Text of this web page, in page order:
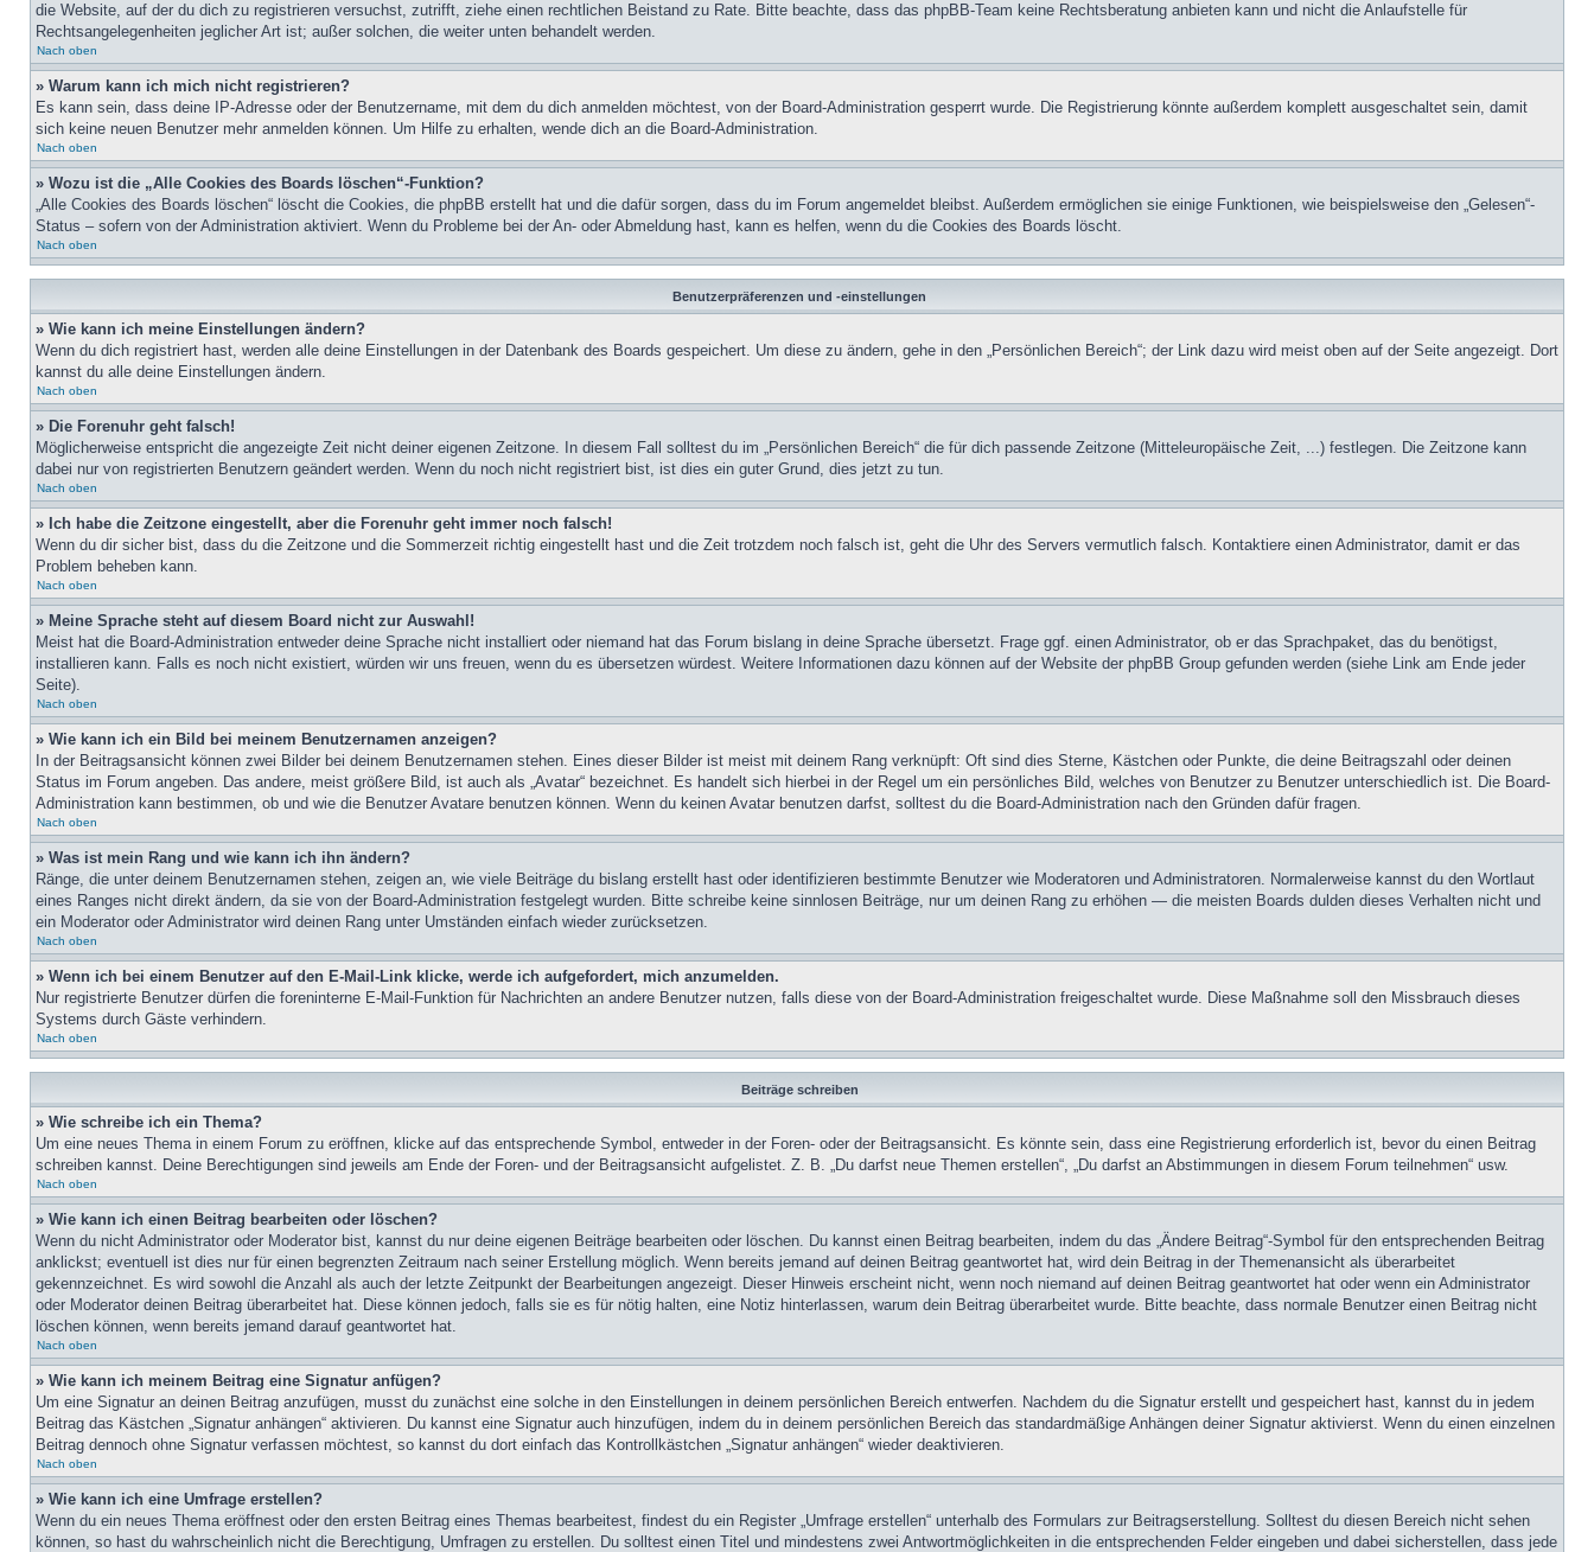
die Website, auf der du dich zu registrieren versuchst, zutrifft, ziehe einen rechtlichen Beistand zu Rate. Bitte beachte, dass das phpBB-Team keine Rechtsberatung anbieten kann und nicht die Anlaufstelle für
Rechtsangelegenheiten jeglicher Art ist; außer solchen, die weiter unten behandelt werden.
Nach oben
» Warum kann ich mich nicht registrieren?
Es kann sein, dass deine IP-Adresse oder der Benutzername, mit dem du dich anmelden möchtest, von der Board-Administration gesperrt wurde. Die Registrierung könnte außerdem komplett ausgeschaltet sein, damit
sich keine neuen Benutzer mehr anmelden können. Um Hilfe zu erhalten, wende dich an die Board-Administration.
Nach oben
» Wozu ist die „Alle Cookies des Boards löschen“-Funktion?
„Alle Cookies des Boards löschen“ löscht die Cookies, die phpBB erstellt hat und die dafür sorgen, dass du im Forum angemeldet bleibst. Außerdem ermöglichen sie einige Funktionen, wie beispielsweise den „Gelesen“-
Status – sofern von der Administration aktiviert. Wenn du Probleme bei der An- oder Abmeldung hast, kann es helfen, wenn du die Cookies des Boards löscht.
Nach oben
Benutzerpräferenzen und -einstellungen
» Wie kann ich meine Einstellungen ändern?
Wenn du dich registriert hast, werden alle deine Einstellungen in der Datenbank des Boards gespeichert. Um diese zu ändern, gehe in den „Persönlichen Bereich“; der Link dazu wird meist oben auf der Seite angezeigt. Dort
kannst du alle deine Einstellungen ändern.
Nach oben
» Die Forenuhr geht falsch!
Möglicherweise entspricht die angezeigte Zeit nicht deiner eigenen Zeitzone. In diesem Fall solltest du im „Persönlichen Bereich“ die für dich passende Zeitzone (Mitteleuropäische Zeit, ...) festlegen. Die Zeitzone kann
dabei nur von registrierten Benutzern geändert werden. Wenn du noch nicht registriert bist, ist dies ein guter Grund, dies jetzt zu tun.
Nach oben
» Ich habe die Zeitzone eingestellt, aber die Forenuhr geht immer noch falsch!
Wenn du dir sicher bist, dass du die Zeitzone und die Sommerzeit richtig eingestellt hast und die Zeit trotzdem noch falsch ist, geht die Uhr des Servers vermutlich falsch. Kontaktiere einen Administrator, damit er das
Problem beheben kann.
Nach oben
» Meine Sprache steht auf diesem Board nicht zur Auswahl!
Meist hat die Board-Administration entweder deine Sprache nicht installiert oder niemand hat das Forum bislang in deine Sprache übersetzt. Frage ggf. einen Administrator, ob er das Sprachpaket, das du benötigst,
installieren kann. Falls es noch nicht existiert, würden wir uns freuen, wenn du es übersetzen würdest. Weitere Informationen dazu können auf der Website der phpBB Group gefunden werden (siehe Link am Ende jeder
Seite).
Nach oben
» Wie kann ich ein Bild bei meinem Benutzernamen anzeigen?
In der Beitragsansicht können zwei Bilder bei deinem Benutzernamen stehen. Eines dieser Bilder ist meist mit deinem Rang verknüpft: Oft sind dies Sterne, Kästchen oder Punkte, die deine Beitragszahl oder deinen
Status im Forum angeben. Das andere, meist größere Bild, ist auch als „Avatar“ bezeichnet. Es handelt sich hierbei in der Regel um ein persönliches Bild, welches von Benutzer zu Benutzer unterschiedlich ist. Die Board-
Administration kann bestimmen, ob und wie die Benutzer Avatare benutzen können. Wenn du keinen Avatar benutzen darfst, solltest du die Board-Administration nach den Gründen dafür fragen.
Nach oben
» Was ist mein Rang und wie kann ich ihn ändern?
Ränge, die unter deinem Benutzernamen stehen, zeigen an, wie viele Beiträge du bislang erstellt hast oder identifizieren bestimmte Benutzer wie Moderatoren und Administratoren. Normalerweise kannst du den Wortlaut
eines Ranges nicht direkt ändern, da sie von der Board-Administration festgelegt wurden. Bitte schreibe keine sinnlosen Beiträge, nur um deinen Rang zu erhöhen — die meisten Boards dulden dieses Verhalten nicht und
ein Moderator oder Administrator wird deinen Rang unter Umständen einfach wieder zurücksetzen.
Nach oben
» Wenn ich bei einem Benutzer auf den E-Mail-Link klicke, werde ich aufgefordert, mich anzumelden.
Nur registrierte Benutzer dürfen die foreninterne E-Mail-Funktion für Nachrichten an andere Benutzer nutzen, falls diese von der Board-Administration freigeschaltet wurde. Diese Maßnahme soll den Missbrauch dieses
Systems durch Gäste verhindern.
Nach oben
Beiträge schreiben
» Wie schreibe ich ein Thema?
Um eine neues Thema in einem Forum zu eröffnen, klicke auf das entsprechende Symbol, entweder in der Foren- oder der Beitragsansicht. Es könnte sein, dass eine Registrierung erforderlich ist, bevor du einen Beitrag
schreiben kannst. Deine Berechtigungen sind jeweils am Ende der Foren- und der Beitragsansicht aufgelistet. Z. B. „Du darfst neue Themen erstellen“, „Du darfst an Abstimmungen in diesem Forum teilnehmen“ usw.
Nach oben
» Wie kann ich einen Beitrag bearbeiten oder löschen?
Wenn du nicht Administrator oder Moderator bist, kannst du nur deine eigenen Beiträge bearbeiten oder löschen. Du kannst einen Beitrag bearbeiten, indem du das „Ändere Beitrag“-Symbol für den entsprechenden Beitrag
anklickst; eventuell ist dies nur für einen begrenzten Zeitraum nach seiner Erstellung möglich. Wenn bereits jemand auf deinen Beitrag geantwortet hat, wird dein Beitrag in der Themenansicht als überarbeitet
gekennzeichnet. Es wird sowohl die Anzahl als auch der letzte Zeitpunkt der Bearbeitungen angezeigt. Dieser Hinweis erscheint nicht, wenn noch niemand auf deinen Beitrag geantwortet hat oder wenn ein Administrator
oder Moderator deinen Beitrag überarbeitet hat. Diese können jedoch, falls sie es für nötig halten, eine Notiz hinterlassen, warum dein Beitrag überarbeitet wurde. Bitte beachte, dass normale Benutzer einen Beitrag nicht
löschen können, wenn bereits jemand darauf geantwortet hat.
Nach oben
» Wie kann ich meinem Beitrag eine Signatur anfügen?
Um eine Signatur an deinen Beitrag anzufügen, musst du zunächst eine solche in den Einstellungen in deinem persönlichen Bereich entwerfen. Nachdem du die Signatur erstellt und gespeichert hast, kannst du in jedem
Beitrag das Kästchen „Signatur anhängen“ aktivieren. Du kannst eine Signatur auch hinzufügen, indem du in deinem persönlichen Bereich das standardmäßige Anhängen deiner Signatur aktivierst. Wenn du einen einzelnen
Beitrag dennoch ohne Signatur verfassen möchtest, so kannst du dort einfach das Kontrollkästchen „Signatur anhängen“ wieder deaktivieren.
Nach oben
» Wie kann ich eine Umfrage erstellen?
Wenn du ein neues Thema eröffnest oder den ersten Beitrag eines Themas bearbeitest, findest du ein Register „Umfrage erstellen“ unterhalb des Formulars zur Beitragserstellung. Solltest du diesen Bereich nicht sehen
können, so hast du wahrscheinlich nicht die Berechtigung, Umfragen zu erstellen. Du solltest einen Titel und mindestens zwei Antwortmöglichkeiten in die entsprechenden Felder eingeben und dabei sicherstellen, dass jede